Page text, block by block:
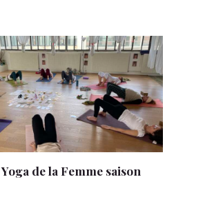
de la Femme saison